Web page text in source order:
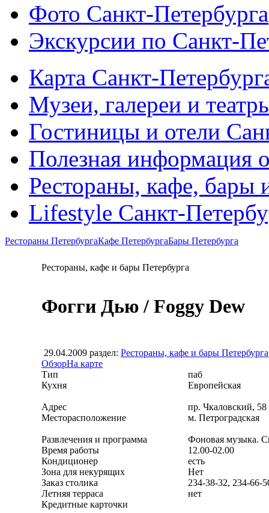
Фото Санкт-Петербурга
Экскурсии по Санкт-
Карта Санкт-
Музеи, галереи и
Гостиницы и отели
Полезная информация
Рестораны, кафе, бары
Lifestyle Санкт-
Рестораны ПетербургаКафе ПетербургаБары Петербурга
Рестораны, кафе и бары Петербурга
Фогги Дью / Foggy Dew
29.04.2009 раздел: Рестораны, кафе и бары Петербурга
ОбзорНа карте
Тип
паб
Кухня
Европейская
Адрес
пр. Чкаловский, 58
Месторасположение
м. Петроградская
Развлечения и программа
Фоновая музыка.
Время работы
12.00-02.00
Кондиционер
есть
Зона для некурящих
Нет
Заказ столика
234-38-32, 234-66-
Летняя терраса
нет
Кредитные карточки